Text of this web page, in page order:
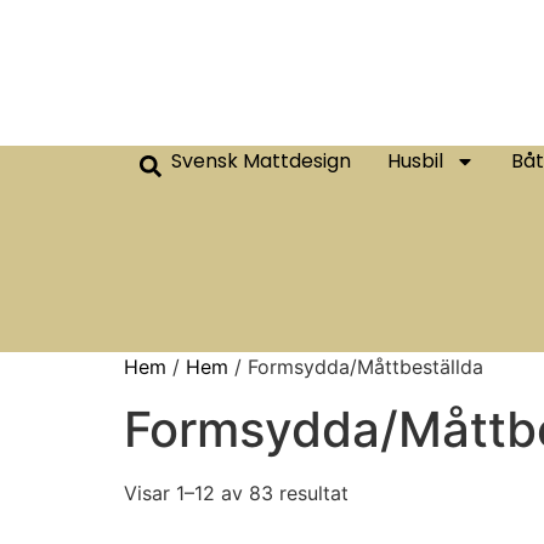
Svensk Mattdesign Husbil Båt
Hem / Hem / Formsydda/Måttbeställda
Formsydda/
Visar 1–12 av 83 resultat